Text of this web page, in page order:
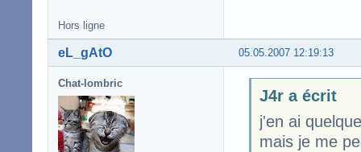
Hors ligne
05.05.2007 12:19:13
eL_gAtO
Chat-lombric
J4r a écrit
j'en ai
mais je me